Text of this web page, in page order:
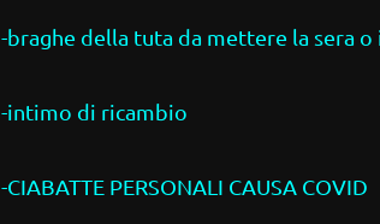
-braghe della tuta da mettere la sera
-intimo di ricambio
-CIABATTE PERSONALI CAUSA COVID